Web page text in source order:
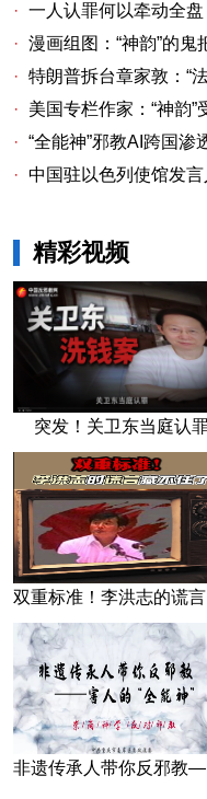
· 一人认罪何以牵动全
· 漫画组图：“神韵”的鬼
· 特朗普拆台章家敦：“
·
美国专栏作家：“神韵”受审查只是
· “全能神”邪教AI跨国
· 中国驻以色列使馆发言人就《
精彩视频
突发！关卫东当庭认
双
非